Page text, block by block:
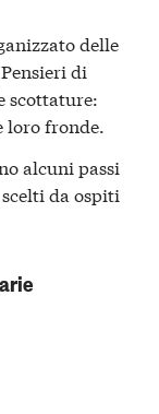
delle
di
scottature:
loro fronde.
alcuni passi
da ospiti